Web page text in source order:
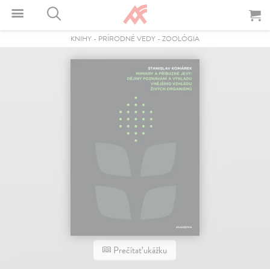
KNIHY - PRÍRODNÉ VEDY - ZOOLÓGIA
Prečítať ukážku